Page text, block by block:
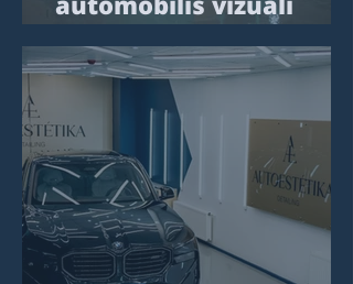
kļuva par paaudzi
svaigāks